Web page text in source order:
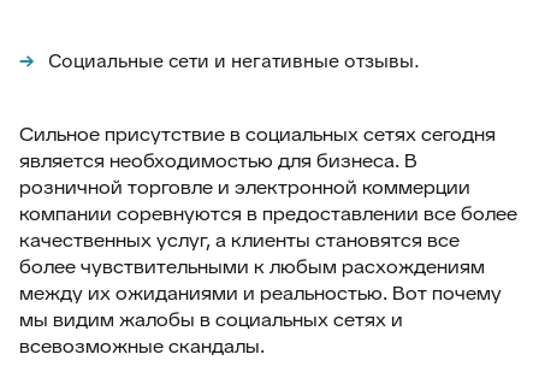
Социальные сети и негативные отзывы.
Сильное присутствие в социальных сетях сегодня
является необходимостью для бизнеса. В
розничной торговле и электронной коммерции
компании соревнуются в предоставлении все более
качественных услуг, а клиенты становятся все
более чувствительными к любым расхождениям
между их ожиданиями и реальностью. Вот почему
мы видим жалобы в социальных сетях и
всевозможные скандалы.